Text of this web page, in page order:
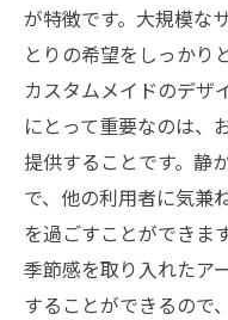
が特徴です。大規模な
とりの希望をしっかり
カスタムメイドのデザ
にとって重要なのは、
提供することです。静
で、他の利用者に気兼
を過ごすことができま
季節感を取り入れたア
することができるので